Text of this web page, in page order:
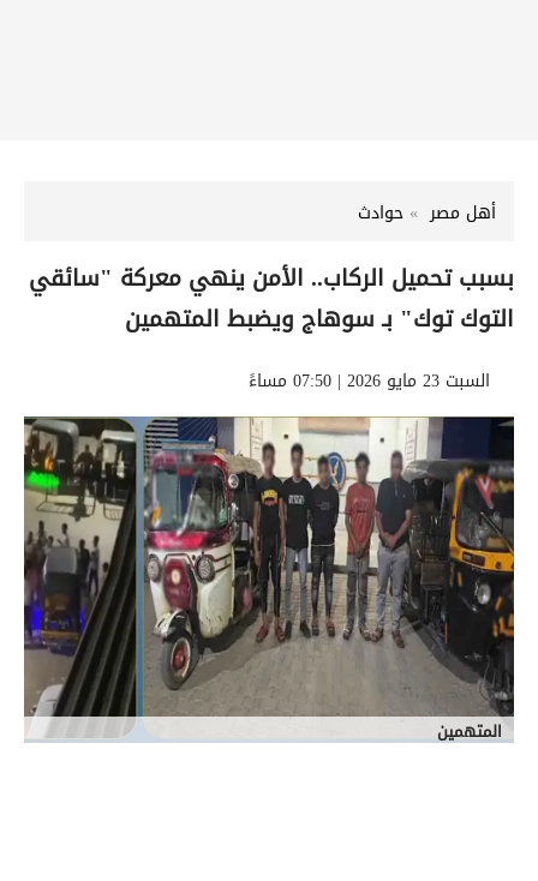
أهل مصر حوادث
بسبب تحميل الركاب.. الأمن ينهي معركة "سائقي
التوك توك" بـ سوهاج ويضبط المتهمين
السبت 23 مايو 2026 | 07:50 مساءً
المتهمين